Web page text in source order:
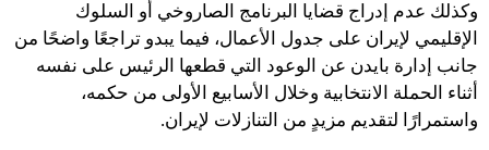
وكذلك عدم إدراج قضايا البرنامج الصاروخي أو السلوك
الإقليمي لإيران على جدول الأعمال، فيما يبدو تراجعًا واضحًا من
جانب إدارة بايدن عن الوعود التي قطعها الرئيس على نفسه
أثناء الحملة الانتخابية وخلال الأسابيع الأولى من حكمه،
واستمرارًا لتقديم مزيدٍ من التنازلات لإيران.